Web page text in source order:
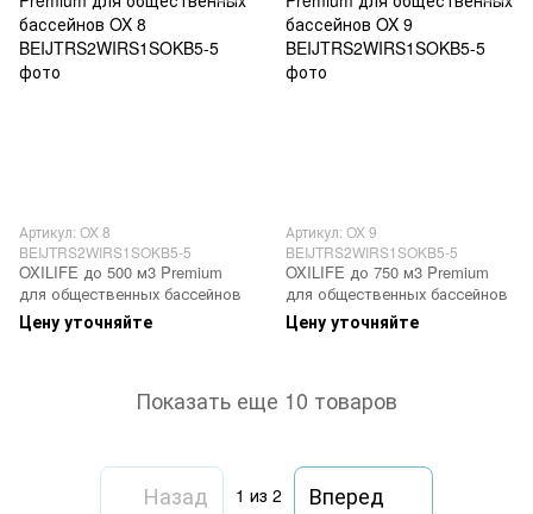
Артикул: OX 8
BEIJTRS2WIRS1SOKB5-5
OXILIFE до 500 м3 Premium
для общественных бассейнов
Цену уточняйте
Артикул: OX 9
BEIJTRS2WIRS1SOKB5-5
OXILIFE до 750 м3 Premium
для общественных бассейнов
Цену уточняйте
Показать еще 10 товаров
Назад 1 из 2 Вперед